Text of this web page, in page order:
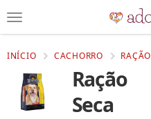
INÍCIO CACHORRO RAÇÃO
Ração
Seca